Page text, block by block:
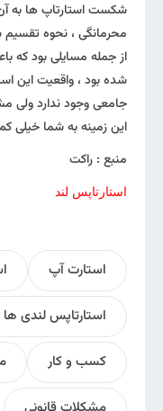
شکست استارتاپ ها به
محرمانگی ، نحوه تقسیم
از جمله مسایلی بود که
شده بود ، واقعیت این
جامعی وجود ندارد ولی
این زمینه به شما خیلی
منبع : راکت
استارتاپس لند
استارت آپ
استارتاپس لندی ها
کسب و کار